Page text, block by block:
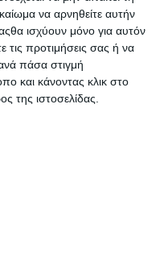
να αρνηθείτε αυτήν
ισχύουν μόνο για αυτόν
τις προτιμήσεις σας ή να
πάσα στιγμή
και κάνοντας κλικ στο
της ιστοσελίδας.